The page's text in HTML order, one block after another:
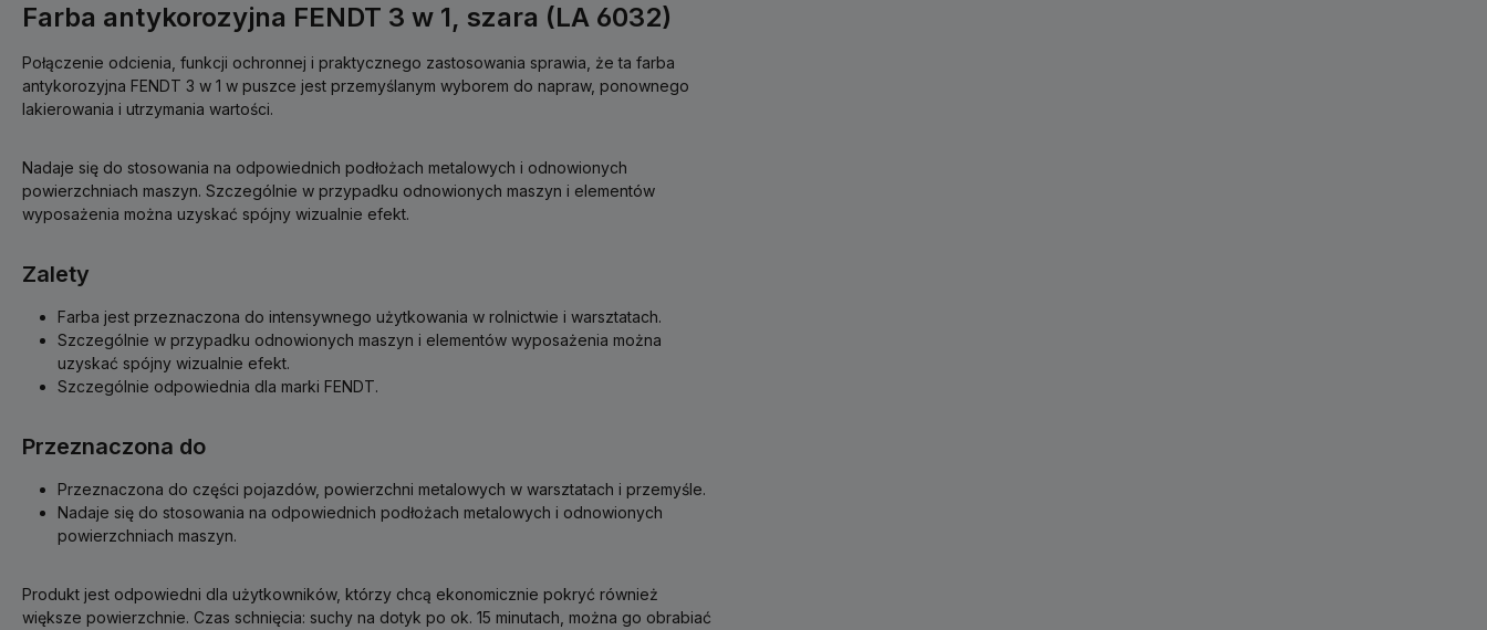
Farba antykorozyjna FENDT 3 w 1, szara (LA 6032)
Połączenie odcienia, funkcji ochronnej i praktycznego zastosowania sprawia, że ta farba
antykorozyjna FENDT 3 w 1 w puszce jest przemyślanym wyborem do napraw, ponownego
lakierowania i utrzymania wartości.
Nadaje się do stosowania na odpowiednich podłożach metalowych i odnowionych
powierzchniach maszyn. Szczególnie w przypadku odnowionych maszyn i elementów
wyposażenia można uzyskać spójny wizualnie efekt.
Zalety
Farba jest przeznaczona do intensywnego użytkowania w rolnictwie i warsztatach.
Szczególnie w przypadku odnowionych maszyn i elementów wyposażenia można
uzyskać spójny wizualnie efekt.
Szczególnie odpowiednia dla marki FENDT.
Przeznaczona do
Przeznaczona do części pojazdów, powierzchni metalowych w warsztatach i przemyśle.
Nadaje się do stosowania na odpowiednich podłożach metalowych i odnowionych
powierzchniach maszyn.
Produkt jest odpowiedni dla użytkowników, którzy chcą ekonomicznie pokryć również
większe powierzchnie. Czas schnięcia: suchy na dotyk po ok. 15 minutach, można go obrabiać